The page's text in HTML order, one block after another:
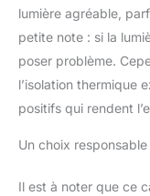
lumière agréable,
petite note : si la
poser problème.
l’isolation thermique
positifs qui rendent
Un choix
Il est à noter que ce